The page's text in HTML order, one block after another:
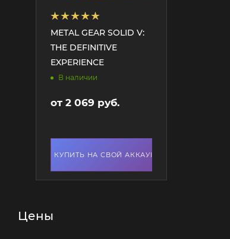
METAL GEAR SOLID V:
THE DEFINITIVE
EXPERIENCE
В наличии
от 2 069 руб.
КУПИТЬ НА СВОЙ АККАУНТ
Цены